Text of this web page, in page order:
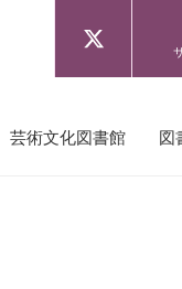
芸術文化図書館 図